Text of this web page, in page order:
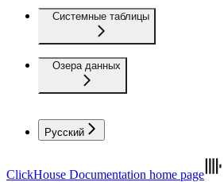
Системные таблицы
Озера данных
Русский
ClickHouse Documentation home page